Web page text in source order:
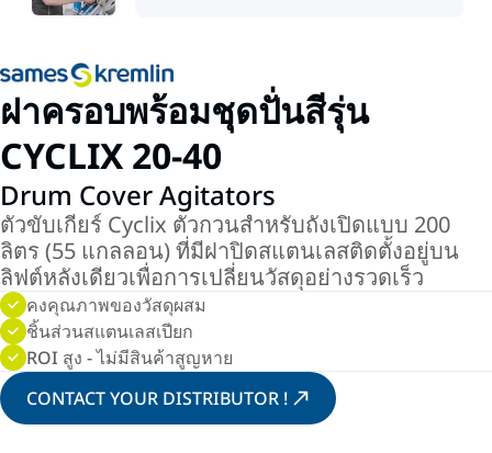
ฝาครอบพร้อมชุดปั่นสีรุ่น
CYCLIX 20-40
Drum Cover Agitators
ตัวขับเกียร์ Cyclix ตัวกวนสำหรับถังเปิดแบบ 200
ลิตร (55 แกลลอน) ที่มีฝาปิดสแตนเลสติดตั้งอยู่บน
ลิฟต์หลังเดียวเพื่อการเปลี่ยนวัสดุอย่างรวดเร็ว
คงคุณภาพของวัสดุผสม
ชิ้นส่วนสแตนเลสเปียก
ROI สูง - ไม่มีสินค้าสูญหาย
CONTACT YOUR DISTRIBUTOR !